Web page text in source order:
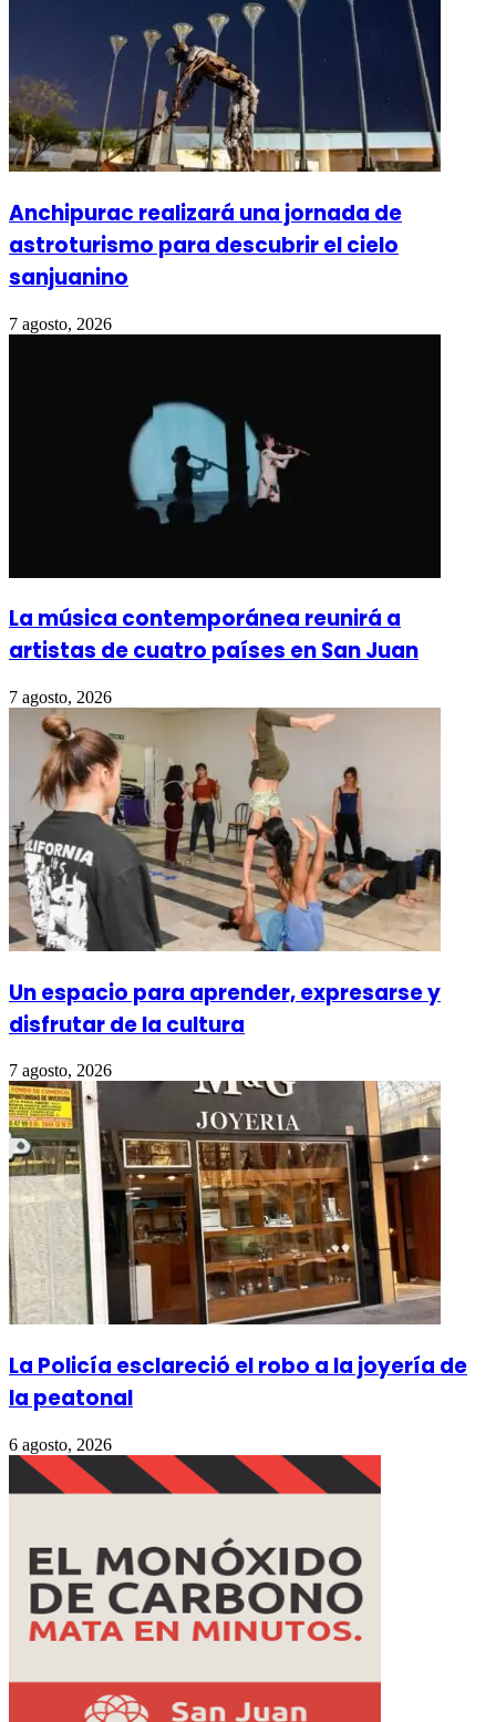
Anchipurac realizará una jornada de
astroturismo para descubrir el cielo
sanjuanino
7 agosto, 2026
La música contemporánea reunirá a
artistas de cuatro países en San Juan
7 agosto, 2026
Un espacio para aprender, expresarse y
disfrutar de la cultura
7 agosto, 2026
La Policía esclareció el robo a la joyería de
la peatonal
6 agosto, 2026